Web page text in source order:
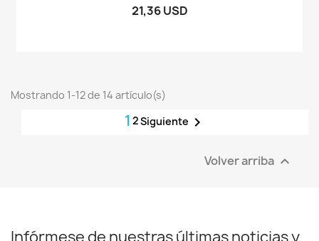
21,36 USD
Mostrando 1-12 de 14 artículo(s)
1 2Siguiente 
Volver arriba 